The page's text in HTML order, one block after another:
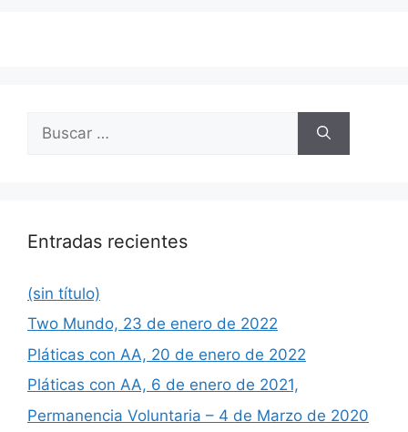
Entradas recientes
(sin título)
Two Mundo, 23 de enero de 2022
Pláticas con AA, 20 de enero de 2022
Pláticas con AA, 6 de enero de 2021,
Permanencia Voluntaria – 4 de Marzo de 2020